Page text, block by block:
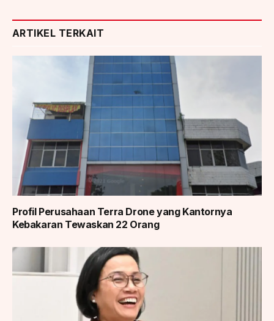
ARTIKEL TERKAIT
Profil Perusahaan Terra Drone yang Kantornya
Kebakaran Tewaskan 22 Orang